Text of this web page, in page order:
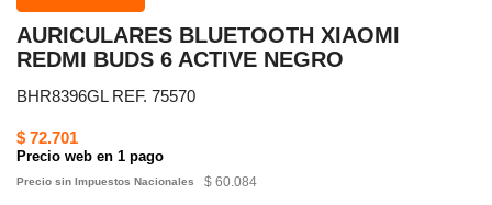
AURICULARES BLUETOOTH XIAOMI
REDMI BUDS 6 ACTIVE NEGRO
BHR8396GL REF. 75570
$ 72.701
Precio web en 1 pago
Precio sin Impuestos Nacionales $ 60.084